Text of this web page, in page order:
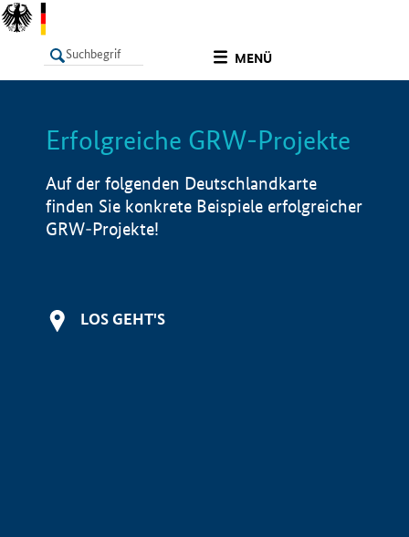
MENÜ
LISTE Info
Erfolgreiche GRW-Projekte
Auf der folgenden Deutschlandkarte
finden Sie konkrete Beispiele erfolgreicher
GRW-Projekte!
LOS GEHT'S